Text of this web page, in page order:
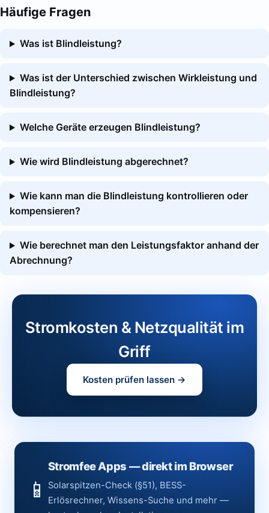
Häufige Fragen
Was ist Blindleistung?
Was ist der Unterschied zwischen Wirkleistung und
Blindleistung?
Welche Geräte erzeugen Blindleistung?
Wie wird Blindleistung abgerechnet?
Wie kann man die Blindleistung kontrollieren oder
kompensieren?
Wie berechnet man den Leistungsfaktor anhand der
Abrechnung?
Stromkosten & Netzqualität im
Griff
Kosten prüfen lassen →
📱
Stromfee Apps — direkt im Browser
Solarspitzen-Check (§51), BESS-
Erlösrechner, Wissens-Suche und mehr —